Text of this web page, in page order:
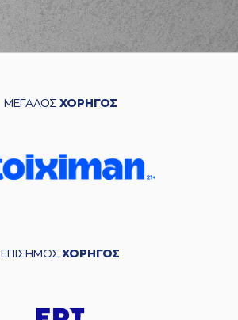
ΜΕΓΑΛΟΣ ΧΟΡΗΓΟΣ
ΕΠΙΣΗΜΟΣ ΧΟΡΗΓΟΣ